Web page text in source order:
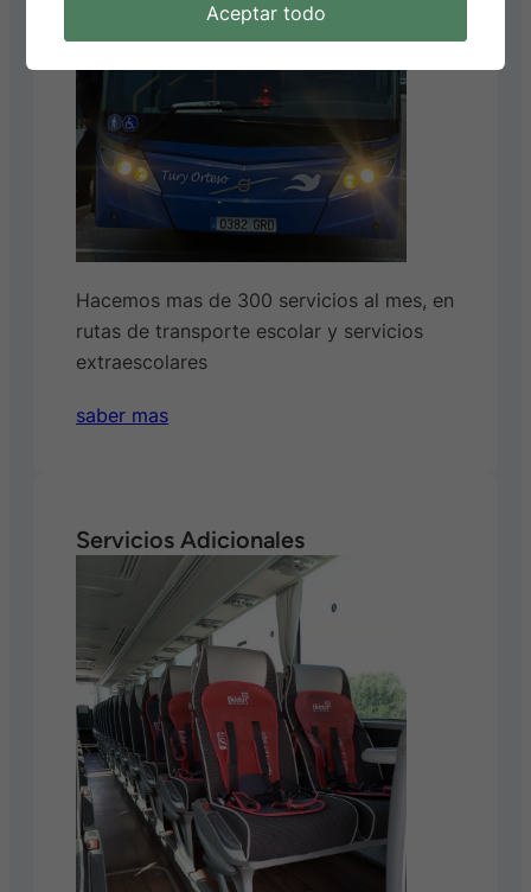
Hacemos mas de 300 servicios al mes, en
rutas de transporte escolar y servicios
extraescolares
saber mas
Servicios Adicionales
Aceptar todo